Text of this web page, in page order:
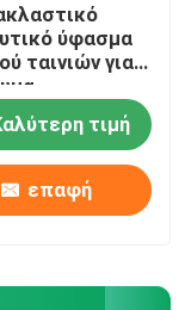
ύφασμα
ταινιών για
0.19mm
ασφάλειας
τιμή
επαφή